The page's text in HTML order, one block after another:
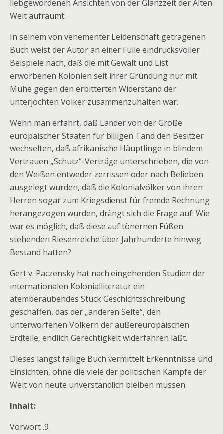
liebgewordenen Ansichten von der Glanzzeit der Alten
Welt aufräumt.
In seinem von vehementer Leidenschaft getragenen
Buch weist der Autor an einer Fülle eindrucksvoller
Beispiele nach, daß die mit Gewalt und List
erworbenen Kolonien seit ihrer Gründung nur mit
Mühe gegen den erbitterten Widerstand der
unterjochten Völker zusammenzuhalten war.
Wenn man erfährt, daß Länder von der Größe
europäischer Staaten für billigen Tand den Besitzer
wechselten, daß afrikanische Häuptlinge in blindem
Vertrauen „Schutz“-Verträge unterschrieben, die von
den Weißen entweder zerrissen oder nach Belieben
ausgelegt wurden, daß die Kolonialvölker von ihren
Herren sogar zum Kriegsdienst für fremde Rechnung
herangezogen wurden, drängt sich die Frage auf: Wie
war es möglich, daß diese auf tönernen Füßen
stehenden Riesenreiche über Jahrhunderte hinweg
Bestand hatten?
Gert v. Paczensky hat nach eingehenden Studien der
internationalen Kolonialliteratur ein
atemberaubendes Stück Geschichtsschreibung
geschaffen, das der „anderen Seite“, den
unterworfenen Völkern der außereuropäischen
Erdteile, endlich Gerechtigkeit widerfahren läßt.
Dieses längst fällige Buch vermittelt Erkenntnisse und
Einsichten, ohne die viele der politischen Kämpfe der
Welt von heute unverständlich bleiben müssen.
Inhalt:
Vorwort .9